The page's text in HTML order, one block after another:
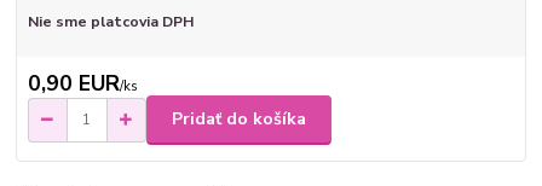
Nie sme platcovia DPH
0,90 EUR/ks
Pridať do košíka